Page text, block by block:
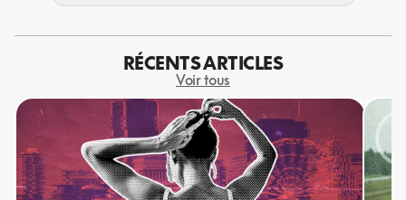
RÉCENTS ARTICLES
Voir tous